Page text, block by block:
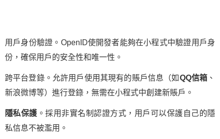
用戶身份驗證。OpenID使開發者能夠在小程式中驗證用戶身
份，確保用戶的安全性和唯一性。
跨平台登錄。允許用戶使用其現有的賬戶信息（如QQ信箱 、
新浪微博等）進行登錄，無需在小程式中創建新賬戶。
隱私保護 。採用非實名制認證方式，用戶可以保護自己的隱
私信息不被濫用。